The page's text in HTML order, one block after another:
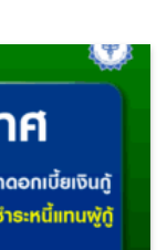
ห้กับสมาชิกในกลุ่ม